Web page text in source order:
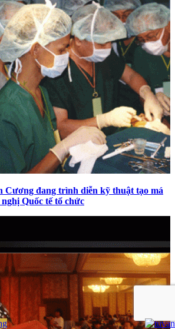
Cương đang trình diễn kỹ thuật tạo má
Quốc tế tổ chức